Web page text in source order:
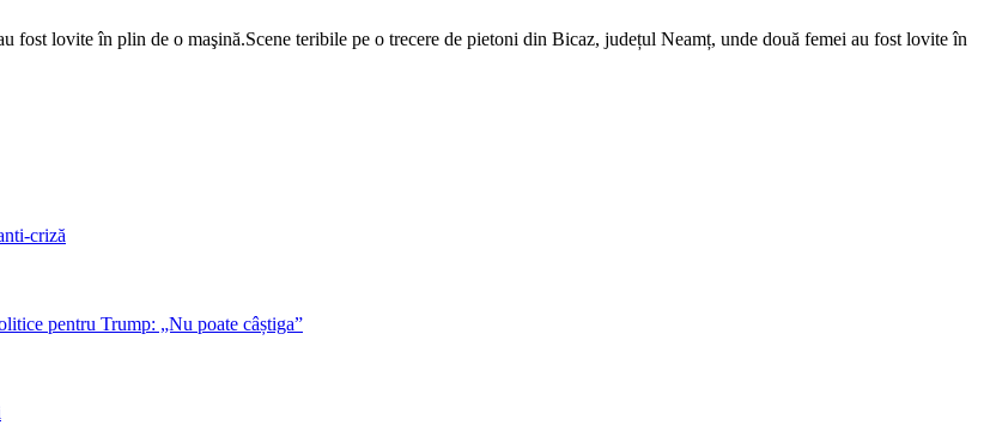
fost lovite în plin de o maşină.​Scene teribile pe o trecere de pietoni din Bicaz, județul Neamț, unde două femei au fost lovite în
criză
pentru Trump: „Nu poate câștiga”